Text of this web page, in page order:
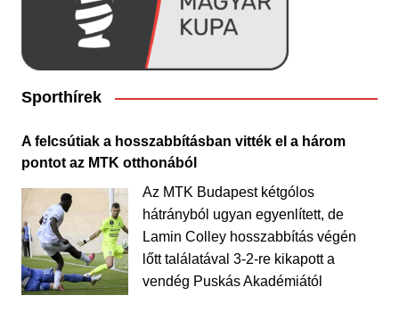
Sporthírek
A felcsútiak a hosszabbításban vitték el a három
pontot az MTK otthonából
Az MTK Budapest kétgólos
hátrányból ugyan egyenlített, de
Lamin Colley hosszabbítás végén
lőtt találatával 3-2-re kikapott a
vendég Puskás Akadémiától